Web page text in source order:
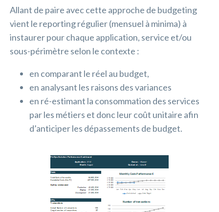
Allant de paire avec cette approche de budgeting
vient le reporting régulier (mensuel à minima) à
instaurer pour chaque application, service et/ou
sous-périmètre selon le contexte :
en comparant le réel au budget,
en analysant les raisons des variances
en ré-estimant la consommation des services
par les métiers et donc leur coût unitaire afin
d’anticiper les dépassements de budget.